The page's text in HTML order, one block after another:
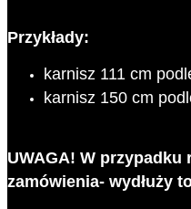
Przykłady:
karnisz 111 cm
karnisz 150 cm
UWAGA! W
zamówienia- wydłuży